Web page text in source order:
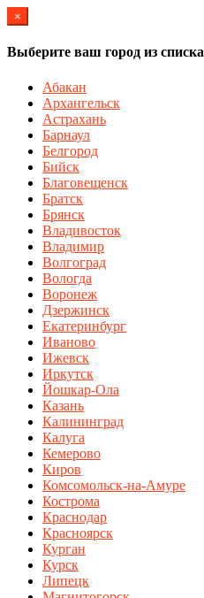
×
Выберите ваш город из списка
Абакан
Архангельск
Астрахань
Барнаул
Белгород
Бийск
Благовещенск
Братск
Брянск
Владивосток
Владимир
Волгоград
Вологда
Воронеж
Дзержинск
Екатеринбург
Иваново
Ижевск
Иркутск
Йошкар-Ола
Казань
Калининград
Калуга
Кемерово
Киров
Комсомольск-на-Амуре
Кострома
Краснодар
Красноярск
Курган
Курск
Липецк